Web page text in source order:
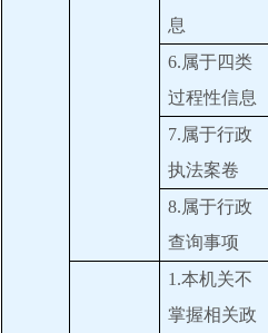
息
6.属于四类
过程性信息
7.属于行政
执法案卷
8.属于行政
查询事项
1.本机关不
掌握相关政